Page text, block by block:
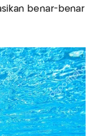
benar-benar